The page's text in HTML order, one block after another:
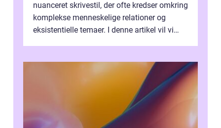
nuanceret skrivestil, der ofte kredser omkring
komplekse menneskelige relationer og
eksistentielle temaer. I denne artikel vil vi